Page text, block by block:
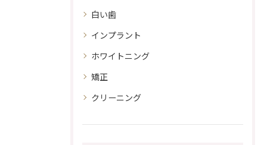
白い歯
インプラント
ホワイトニング
矯正
クリーニング